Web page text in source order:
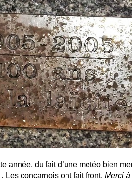
année, du fait d’une météo bien
concarnois ont fait front. Merci à